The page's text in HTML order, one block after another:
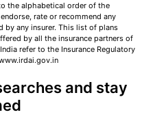
the alphabetical order of the
rate or recommend any
by any insurer. This list of plans
by all the insurance partners of
refer to the Insurance Regulatory
and stay
*
एक पाऊल दूर आह